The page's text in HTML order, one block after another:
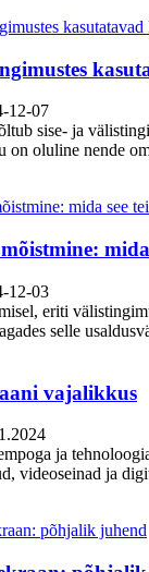
12-07
sise- ja
on oluline nende
12-03
eriti
selle
vajalikkus
ja
videoseinad ja